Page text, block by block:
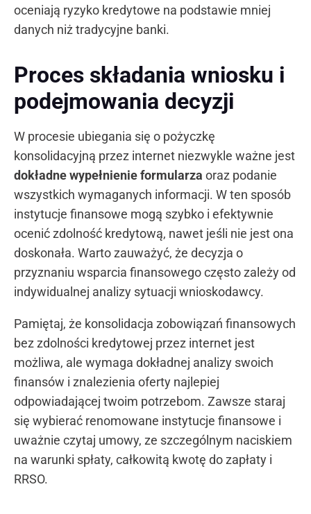
oceniają ryzyko kredytowe na podstawie mniej
danych niż tradycyjne banki.
Proces składania wniosku i
podejmowania decyzji
W procesie ubiegania się o pożyczkę
konsolidacyjną przez internet niezwykle ważne jest
dokładne wypełnienie formularza oraz podanie
wszystkich wymaganych informacji. W ten sposób
instytucje finansowe mogą szybko i efektywnie
ocenić zdolność kredytową, nawet jeśli nie jest ona
doskonała. Warto zauważyć, że decyzja o
przyznaniu wsparcia finansowego często zależy od
indywidualnej analizy sytuacji wnioskodawcy.
Pamiętaj, że konsolidacja zobowiązań finansowych
bez zdolności kredytowej przez internet jest
możliwa, ale wymaga dokładnej analizy swoich
finansów i znalezienia oferty najlepiej
odpowiadającej twoim potrzebom. Zawsze staraj
się wybierać renomowane instytucje finansowe i
uważnie czytaj umowy, ze szczególnym naciskiem
na warunki spłaty, całkowitą kwotę do zapłaty i
RRSO.